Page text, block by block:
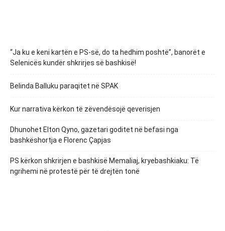
“Ja ku e keni kartën e PS-së, do ta hedhim poshtë”, banorët e
Selenicës kundër shkrirjes së bashkisë!
Belinda Balluku paraqitet në SPAK
Kur narrativa kërkon të zëvendësojë qeverisjen
Dhunohet Elton Qyno, gazetari goditet në befasi nga
bashkëshortja e Florenc Çapjas
PS kërkon shkrirjen e bashkisë Memaliaj, kryebashkiaku: Të
ngrihemi në protestë për të drejtën tonë